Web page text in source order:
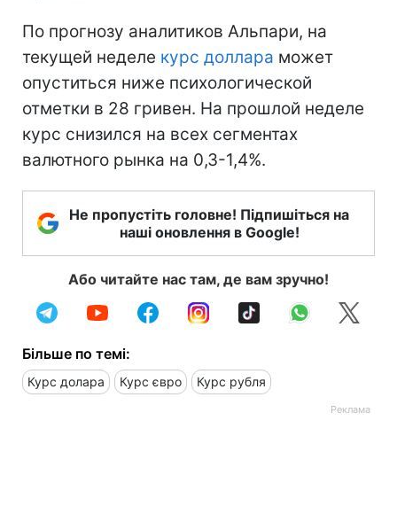
По прогнозу аналитиков Альпари, на
текущей неделе курс доллара может
опуститься ниже психологической
отметки в 28 гривен. На прошлой неделе
курс снизился на всех сегментах
валютного рынка на 0,3-1,4%.
Не пропустіть головне! Підпишіться на
наші оновлення в Google!
Або читайте нас там, де вам зручно!
Більше по темі:
Курс долара Курс євро Курс рубля